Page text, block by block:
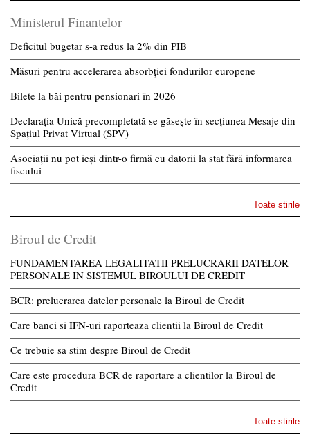
Ministerul Finantelor
Deficitul bugetar s-a redus la 2% din PIB
Măsuri pentru accelerarea absorbției fondurilor europene
Bilete la băi pentru pensionari în 2026
Declarația Unică precompletată se găsește în secțiunea Mesaje din
Spațiul Privat Virtual (SPV)
Asociații nu pot ieși dintr-o firmă cu datorii la stat fără informarea
fiscului
Toate stirile
Biroul de Credit
FUNDAMENTAREA LEGALITATII PRELUCRARII DATELOR
PERSONALE IN SISTEMUL BIROULUI DE CREDIT
BCR: prelucrarea datelor personale la Biroul de Credit
Care banci si IFN-uri raporteaza clientii la Biroul de Credit
Ce trebuie sa stim despre Biroul de Credit
Care este procedura BCR de raportare a clientilor la Biroul de
Credit
Toate stirile